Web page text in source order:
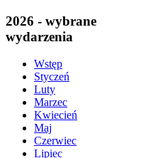
2026 - wybrane
wydarzenia
Wstęp
Styczeń
Luty
Marzec
Kwiecień
Maj
Czerwiec
Lipiec